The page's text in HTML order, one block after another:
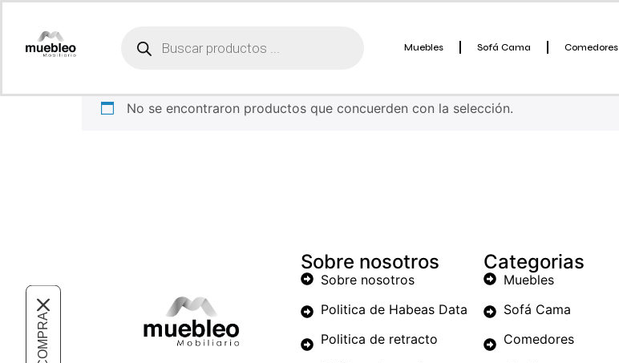
Muebles Sofá Cama Comedores
lamparas
No se encontraron productos que concuerden con la selección.
Sobre nosotros
Sobre nosotros
Politica de Habeas Data
Politica de retracto
Categorias
Muebles
Sofá Cama
Comedores